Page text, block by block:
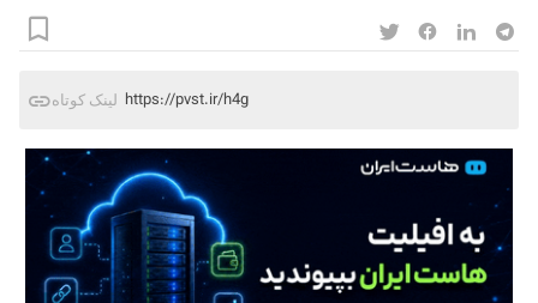
لینک کوتاه https://pvst.ir/h4g